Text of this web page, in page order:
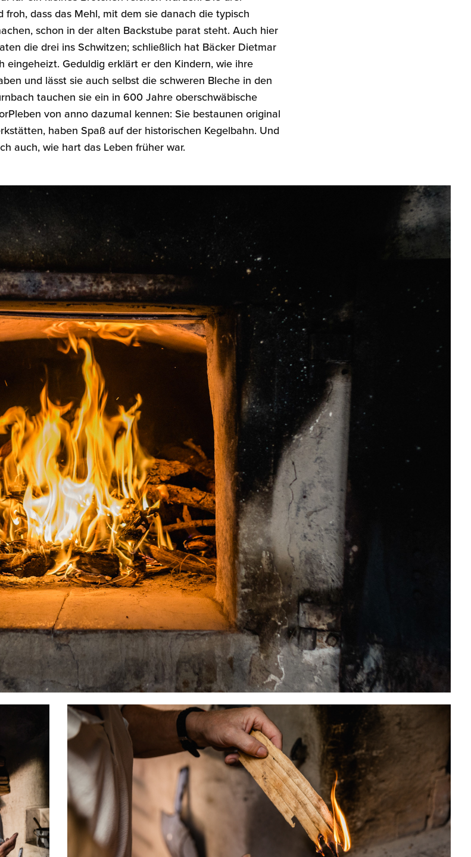
froh, dass das Mehl, mit dem sie danach die typisch
schon in der alten Backstube parat steht. Auch hier
die drei ins Schwitzen; schließlich hat Bäcker Dietmar
eingeheizt. Geduldig erklärt er den Kindern, wie ihre
und lässt sie auch selbst die schweren Bleche in den
tauchen sie ein in 600 Jahre oberschwäbische
von anno dazumal kennen: Sie bestaunen original
haben Spaß auf der historischen Kegelbahn. Und
auch, wie hart das Leben früher war.